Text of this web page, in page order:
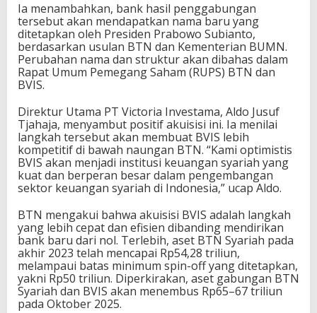
Ia menambahkan, bank hasil penggabungan
tersebut akan mendapatkan nama baru yang
ditetapkan oleh Presiden Prabowo Subianto,
berdasarkan usulan BTN dan Kementerian BUMN.
Perubahan nama dan struktur akan dibahas dalam
Rapat Umum Pemegang Saham (RUPS) BTN dan
BVIS.
Direktur Utama PT Victoria Investama, Aldo Jusuf
Tjahaja, menyambut positif akuisisi ini. Ia menilai
langkah tersebut akan membuat BVIS lebih
kompetitif di bawah naungan BTN. “Kami optimistis
BVIS akan menjadi institusi keuangan syariah yang
kuat dan berperan besar dalam pengembangan
sektor keuangan syariah di Indonesia,” ucap Aldo.
BTN mengakui bahwa akuisisi BVIS adalah langkah
yang lebih cepat dan efisien dibanding mendirikan
bank baru dari nol. Terlebih, aset BTN Syariah pada
akhir 2023 telah mencapai Rp54,28 triliun,
melampaui batas minimum spin-off yang ditetapkan,
yakni Rp50 triliun. Diperkirakan, aset gabungan BTN
Syariah dan BVIS akan menembus Rp65–67 triliun
pada Oktober 2025.